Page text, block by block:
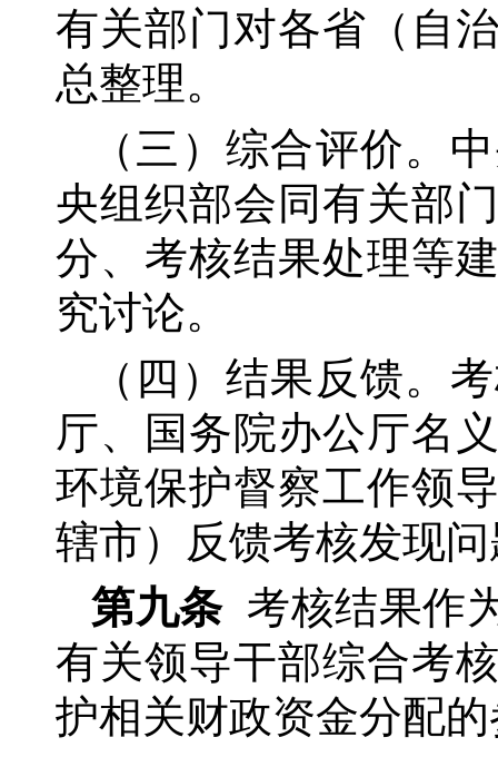
有关部门对各省（自
总整理。
（三）综合评价。
央组织部会同有关部
分、考核结果处理等
究讨论。
（四）结果反馈。
厅、国务院办公厅名
环境保护督察工作领
辖市）反馈考核发现
第九条 考核结果作
有关领导干部综合考
护相关财政资金分配